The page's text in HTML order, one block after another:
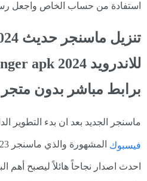
استفادة من حساب الخاص واجعل
برابط مباشر بدون متجر
ماسنجر الجديد بعد ان بدء التطوير
فيسبوك
احدث اصدار نجاحاً هائلاً ليصبح أهم